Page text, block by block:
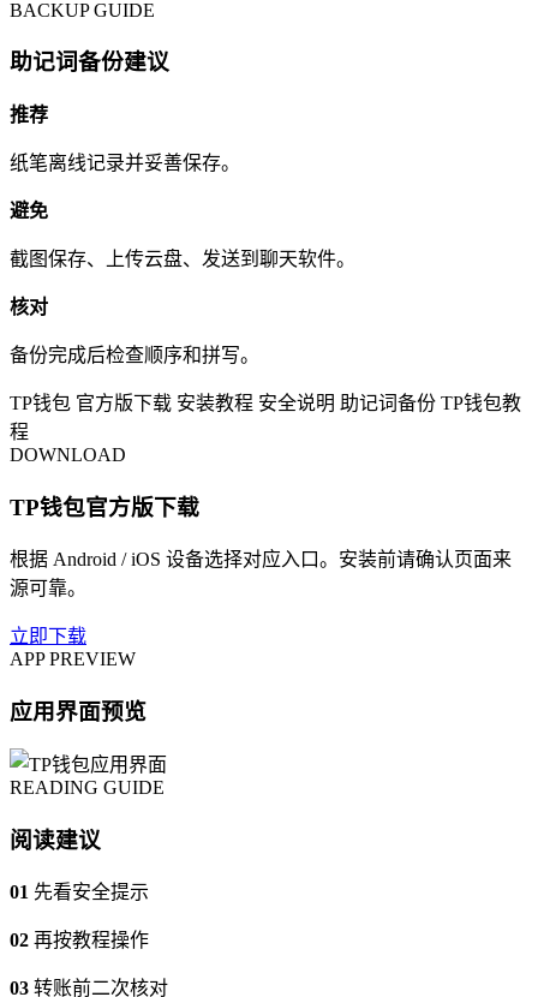
BACKUP GUIDE
助记词备份建议
推荐
纸笔离线记录并妥善保存。
避免
截图保存、上传云盘、发送到聊天软件。
核对
备份完成后检查顺序和拼写。
TP钱包 官方版下载 安装教程 安全说明 助记词备份 TP钱包教
程
DOWNLOAD
TP钱包官方版下载
根据 Android / iOS 设备选择对应入口。安装前请确认页面来
源可靠。
立即下载
APP PREVIEW
应用界面预览
READING GUIDE
阅读建议
01 先看安全提示
02 再按教程操作
03 转账前二次核对